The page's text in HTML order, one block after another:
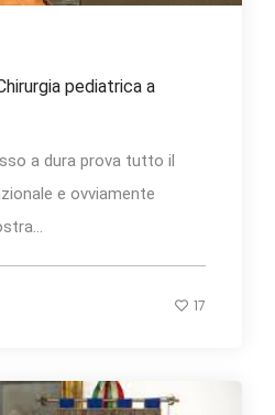
pediatrica a
a dura prova tutto il
e ovviamente
17